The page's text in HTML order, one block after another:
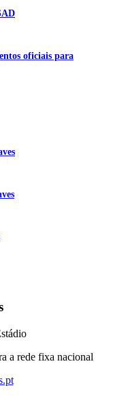
oficiais para
a rede fixa nacional